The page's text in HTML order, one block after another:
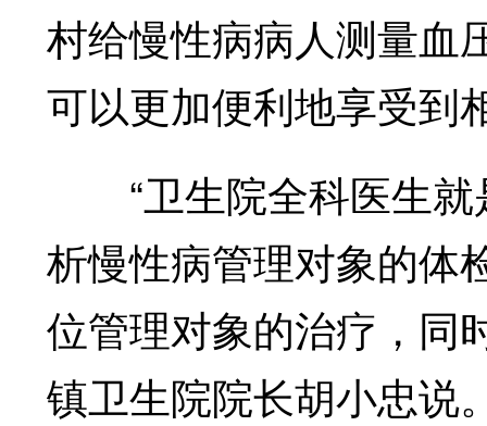
村给慢性病病人测量血
可以更加便利地享受到
“卫生院全科医生就
析慢性病管理对象的体
位管理对象的治疗，同
镇卫生院院长胡小忠说